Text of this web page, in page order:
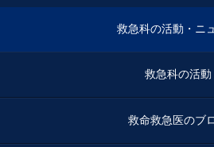
救急科の活動・ニ
救急科の活動
救命救急医のブ